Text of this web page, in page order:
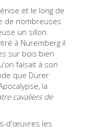
et le long de
de nombreuses
un sillon
à Nuremberg il
sur bois bien
faisait à son
que Dürer
la
cavaliers de
d'œuvres les